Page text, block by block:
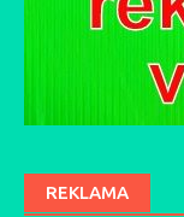
REKLAMA